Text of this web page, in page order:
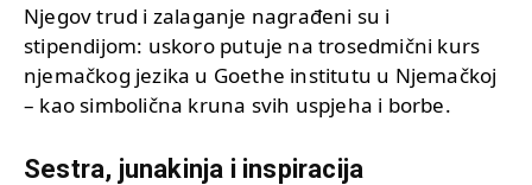
Njegov trud i zalaganje nagrađeni su i
stipendijom: uskoro putuje na trosedmični kurs
njemačkog jezika u Goethe institutu u Njemačkoj
– kao simbolična kruna svih uspjeha i borbe.
Sestra, junakinja i inspiracija